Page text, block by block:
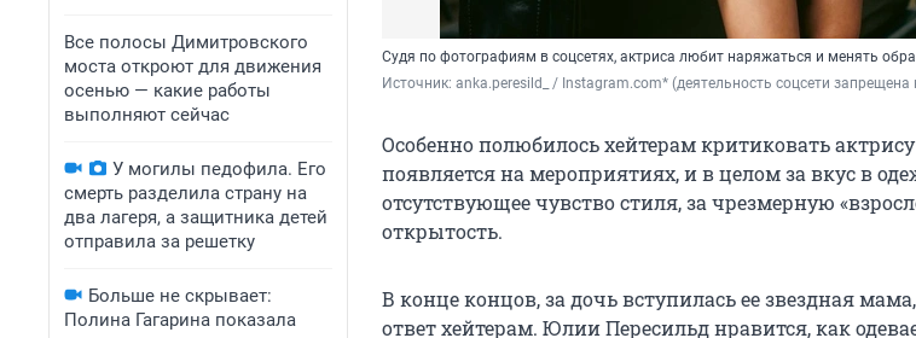
Все полосы Димитровского
моста откроют для движения
осенью — какие работы
выполняют сейчас
У могилы педофила. Его
смерть разделила страну на
два лагеря, а защитника детей
отправила за решетку
Больше не скрывает:
Полина Гагарина показала
Судя по фотографиям в соцсетях, актриса любит наряжаться и менять
Источник: anka.peresild_ / Instagram.com* (деятельность соцсети
Особенно полюбилось хейтерам критиковать
появляется на мероприятиях, и в целом за вкус в
отсутствующее чувство стиля, за чрезмерную
открытость.
В конце концов, за дочь вступилась ее звездная
ответ хейтерам. Юлии Пересильд нравится, как